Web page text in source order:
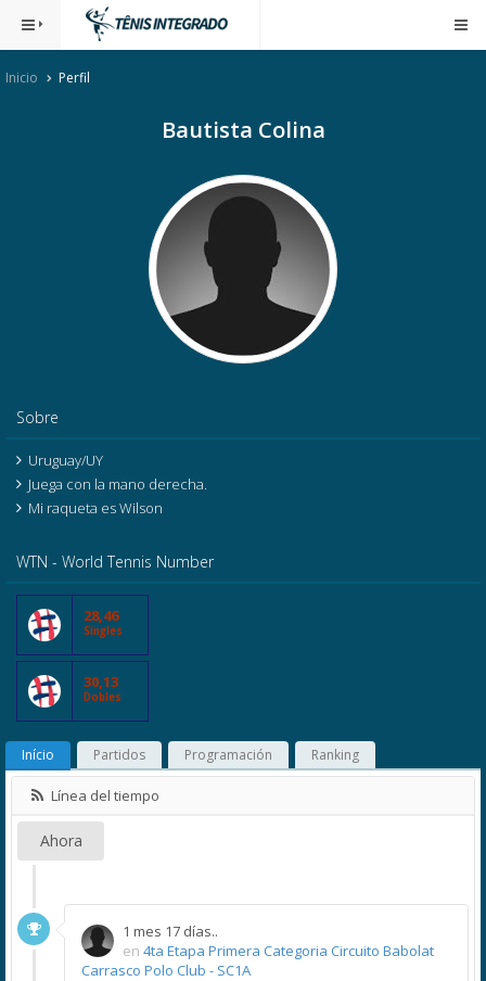
Inicio Perfil
Bautista Colina
Sobre
Uruguay/UY
Juega con la mano derecha.
Mi raqueta es Wilson
WTN - World Tennis Number
28,46
Singles
30,13
Dobles
Início Partidos Programación Ranking
Línea del tiempo
Ahora
1 mes 17 días..
en 4ta Etapa Primera Categoria Circuito Babolat
Carrasco Polo Club - SC1A